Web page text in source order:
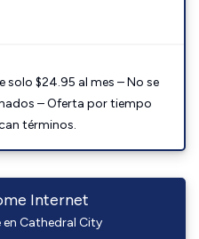
solo $24.95 al mes – No se
– Oferta por tiempo
términos.
Internet
Cathedral City